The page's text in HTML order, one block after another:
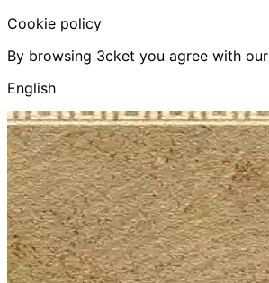
Cookie policy
By browsing 3cket you agree with our
English